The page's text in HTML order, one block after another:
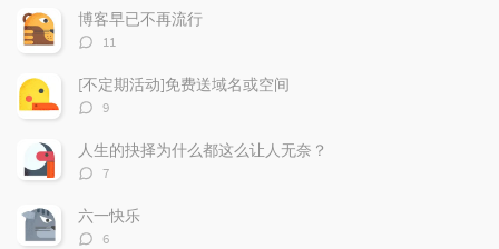
文
章
博客早已不再流行
评
数：
11
[不定期活动]免费送域名或空间
评
数：
9
人生的抉择为什么都这么让人无奈？
评
数：
7
六一快乐
评
6